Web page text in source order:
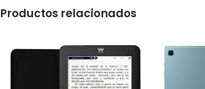
Productos relacionados